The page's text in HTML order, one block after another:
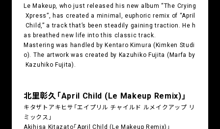
Le Makeup, who just released his new album “The Crying
Xpress”, has created a minimal, euphoric remix of “April
Child,” a track that’s been steadily gaining traction. He h
as breathed new life into this classic track.
Mastering was handled by Kentaro Kimura (Kimken Studi
o). The artwork was created by Kazuhiko Fujita (Marfa by
Kazuhiko Fujita).
北里彰久「April Child (Le Makeup Remix)」
キタザトアキヒサ「エイプリル チャイルド ルメイクアップ リ
ミックス」
Akihisa Kitazato「April Child (Le Makeup Remix)」